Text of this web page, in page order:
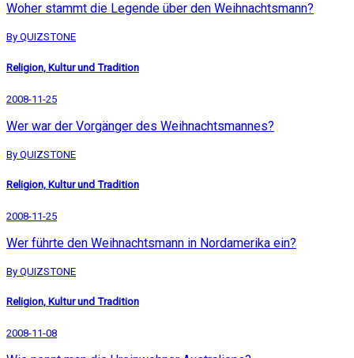
Woher stammt die Legende über den Weihnachtsmann?
By QUIZSTONE
Religion, Kultur und Tradition
2008-11-25
Wer war der Vorgänger des Weihnachtsmannes?
By QUIZSTONE
Religion, Kultur und Tradition
2008-11-25
Wer führte den Weihnachtsmann in Nordamerika ein?
By QUIZSTONE
Religion, Kultur und Tradition
2008-11-08